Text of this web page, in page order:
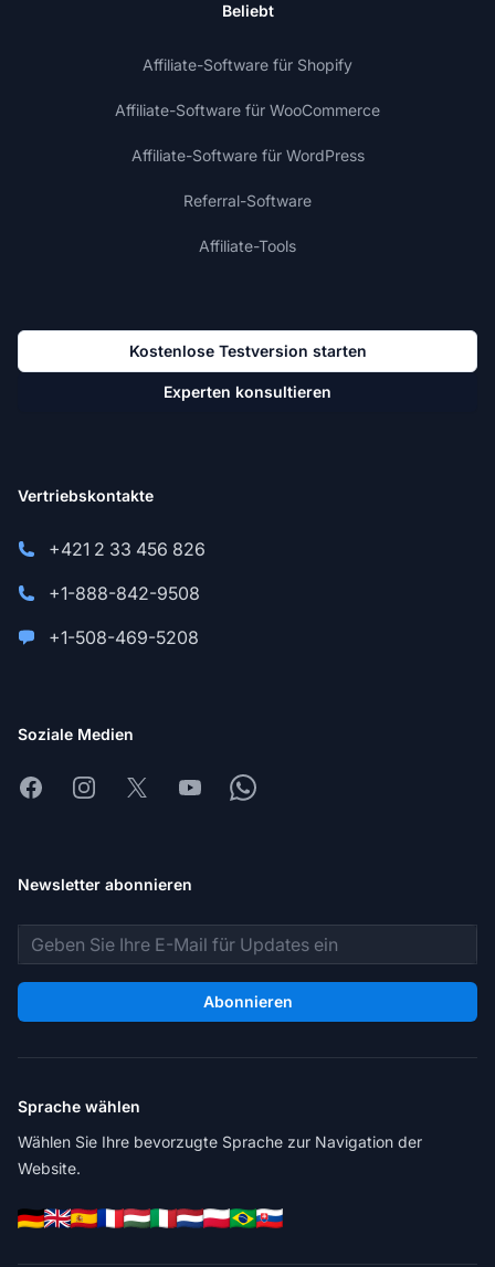
Beliebt
Affiliate-Software für Shopify
Affiliate-Software für WooCommerce
Affiliate-Software für WordPress
Referral-Software
Affiliate-Tools
Kostenlose Testversion starten
Experten konsultieren
Vertriebskontakte
+421 2 33 456 826
+1-888-842-9508
+1-508-469-5208
Soziale Medien
FacebookInstagram
X YoutubeWhatsapp
Newsletter abonnieren
E-Mail-Adresse
Abonnieren
Sprache wählen
Wählen Sie Ihre bevorzugte Sprache zur Navigation der
Website.